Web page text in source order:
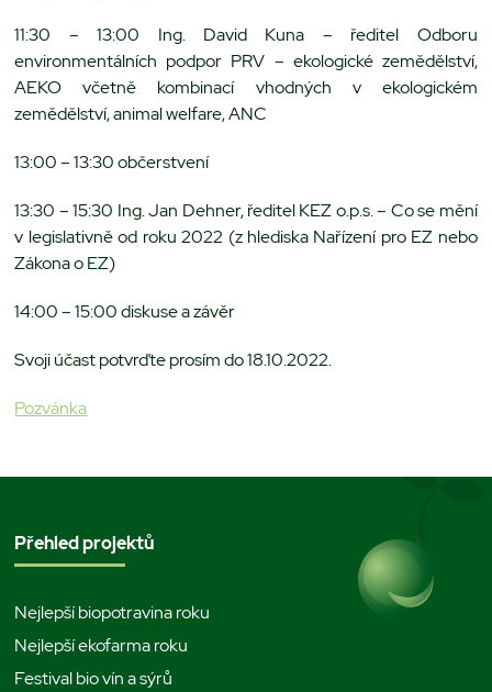
11:30 – 13:00 Ing. David Kuna – ředitel Odboru
environmentálních podpor PRV – ekologické zemědělství,
AEKO včetně kombinací vhodných v ekologickém
zemědělství, animal welfare, ANC
13:00 – 13:30 občerstvení
13:30 – 15:30 Ing. Jan Dehner, ředitel KEZ o.p.s. – Co se mění
v legislativně od roku 2022 (z hlediska Nařízení pro EZ nebo
Zákona o EZ)
14:00 – 15:00 diskuse a závěr
Svoji účast potvrďte prosím do 18.10.2022.
Pozvánka
Přehled projektů
Nejlepší biopotravina roku
Nejlepší ekofarma roku
Festival bio vín a sýrů